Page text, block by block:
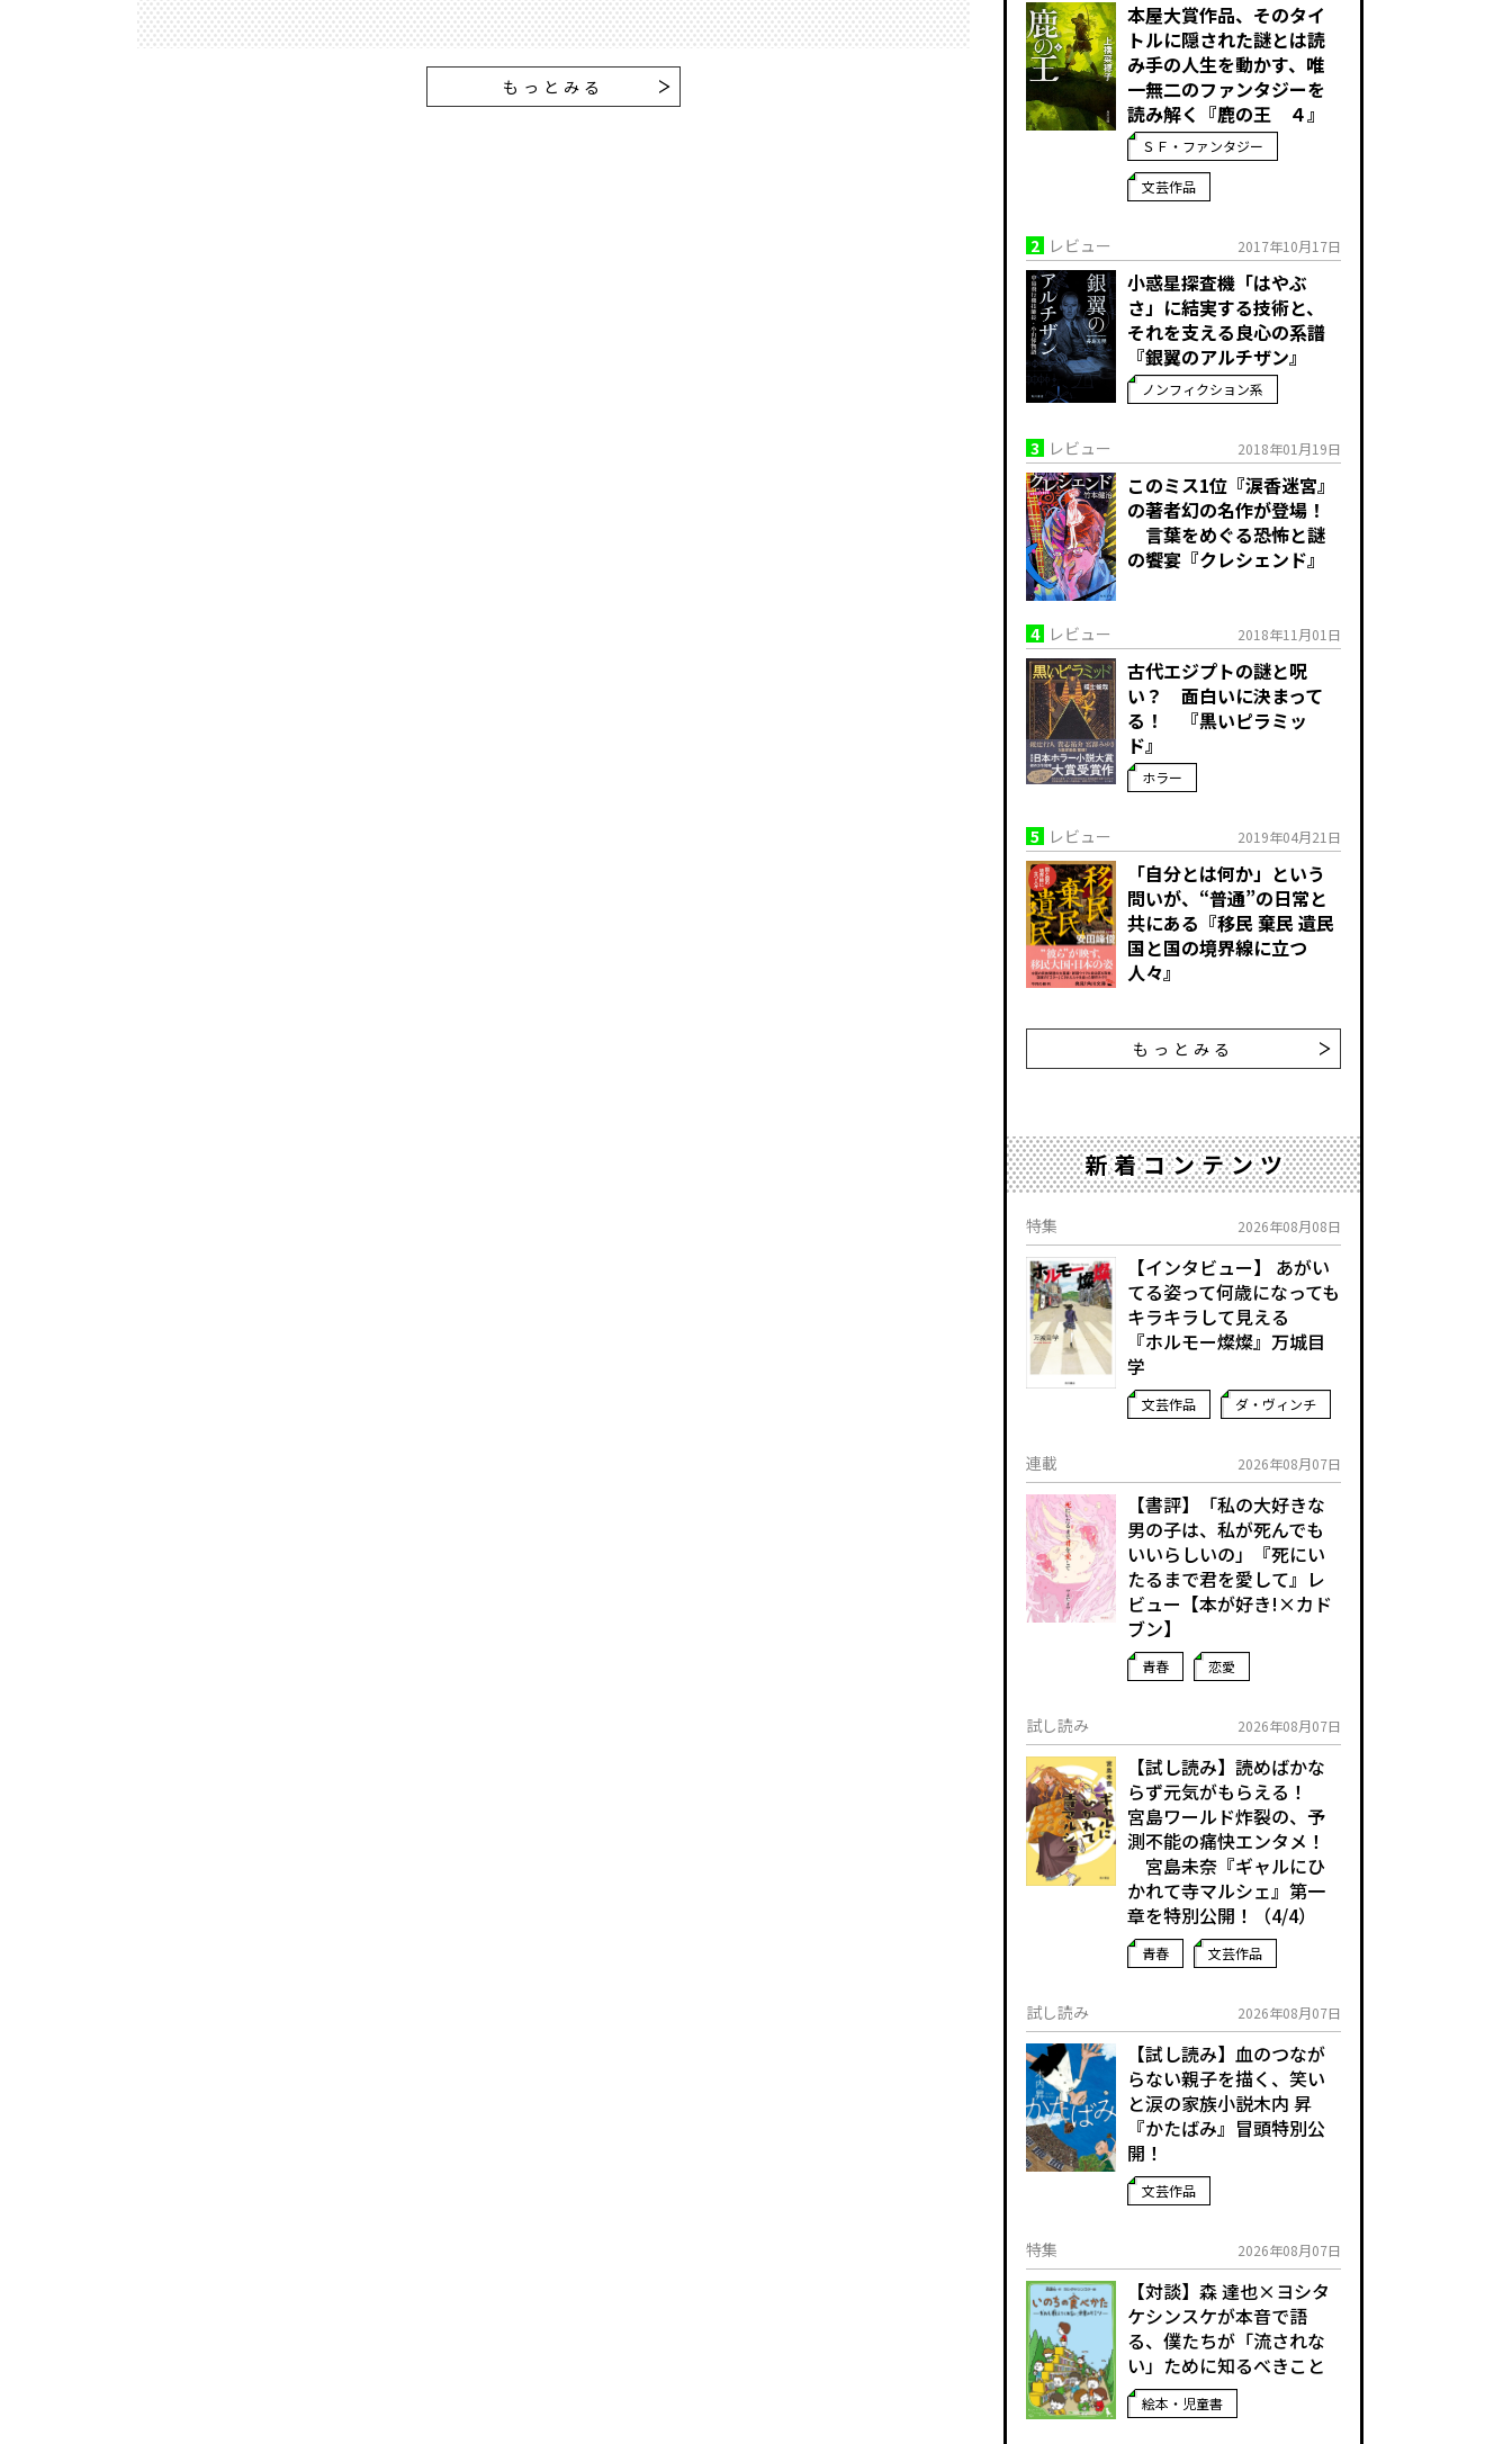
もっとみる
本屋大賞作品、そのタイ
トルに隠された謎とは――読
み手の人生を動かす、唯
一無二のファンタジーを
読み解く『鹿の王 ４』
ＳＦ・ファンタジー
文芸作品
2 レビュー 2017年10月17日
小惑星探査機「はやぶ
さ」に結実する技術と、
それを支える良心の系譜
『銀翼のアルチザン』
ノンフィクション系
3 レビュー 2018年01月19日
このミス1位『涙香迷宮』
の著者幻の名作が登場！
言葉をめぐる恐怖と謎
の饗宴『クレシェンド』
4 レビュー 2018年11月01日
古代エジプトの謎と呪
い？ 面白いに決まって
る！ 『黒いピラミッ
ド』
ホラー
5 レビュー 2019年04月21日
「自分とは何か」という
問いが、“普通”の日常と
共にある『移民 棄民 遺民
国と国の境界線に立つ
人々』
もっとみる
新着コンテンツ
特集 2026年08月08日
【インタビュー】 あがい
てる姿って何歳になっても
キラキラして見える
『ホルモー燦燦』万城目
学
文芸作品 ダ・ヴィンチ
連載 2026年08月07日
【書評】「私の大好きな
男の子は、私が死んでも
いいらしいの」――『死にい
たるまで君を愛して』レ
ビュー【本が好き!×カド
ブン】
青春 恋愛
試し読み 2026年08月07日
【試し読み】読めばかな
らず元気がもらえる！
宮島ワールド炸裂の、予
測不能の痛快エンタメ！
宮島未奈『ギャルにひ
かれて寺マルシェ』第一
章を特別公開！（4/4）
青春 文芸作品
試し読み 2026年08月07日
【試し読み】血のつなが
らない親子を描く、笑い
と涙の家族小説――木内 昇
『かたばみ』冒頭特別公
開！
文芸作品
特集 2026年08月07日
【対談】森 達也×ヨシタ
ケシンスケが本音で語
る、僕たちが「流されな
い」ために知るべきこと
絵本・児童書